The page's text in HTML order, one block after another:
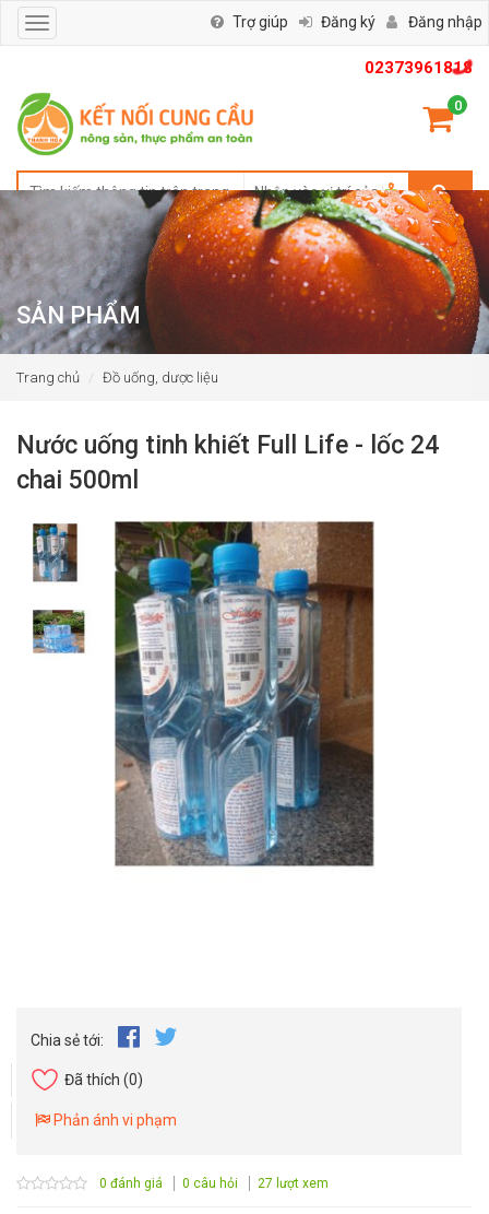
02373961818
0
Toggle
navigation
Trợ giúp Đăng ký Đăng nhập
SẢN PHẨM
Trang chủ Đồ uống, dược liệu
Nước uống tinh khiết Full Life - lốc 24
chai 500ml
Chia sẻ tới:
Đã thích (0)
Phản ánh vi phạm
0 đánh giá 0 câu hỏi 27 lượt xem